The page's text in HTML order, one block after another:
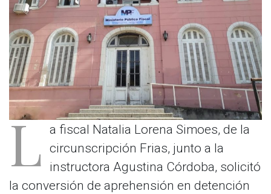
L a fiscal Natalia Lorena Simoes, de la
circunscripción Frias, junto a la
instructora Agustina Córdoba, solicitó
la conversión de aprehensión en detención